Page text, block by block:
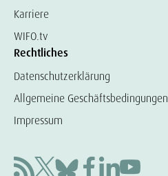
Karriere
WIFO.tv
Rechtliches
Datenschutzerklärung
Allgemeine Geschäftsbedingungen
Impressum